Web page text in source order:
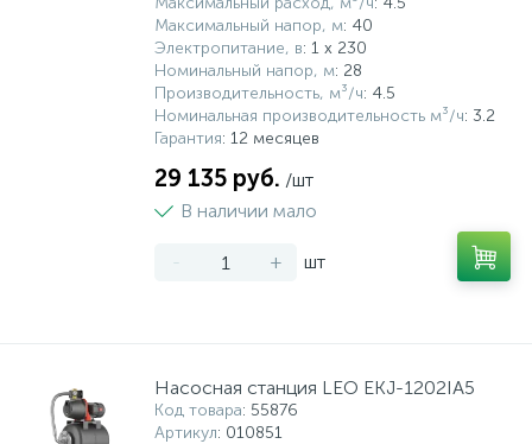
Максимальный напор, м: 40
Электропитание, в: 1 x 230
Номинальный напор, м: 28
Производительность, м³/ч: 4.5
Номинальная производительность м³/ч: 3.2
Гарантия: 12 месяцев
29 135 руб. /шт
В наличии мало
- + шт
Насосная станция LEO EKJ-1202IA5
Код товара: 55876
Артикул: 010851